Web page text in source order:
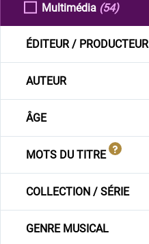
Multimédia (54)
ÉDITEUR / PRODUCTEUR
AUTEUR
ÂGE
MOTS DU TITRE
COLLECTION / SÉRIE
GENRE MUSICAL